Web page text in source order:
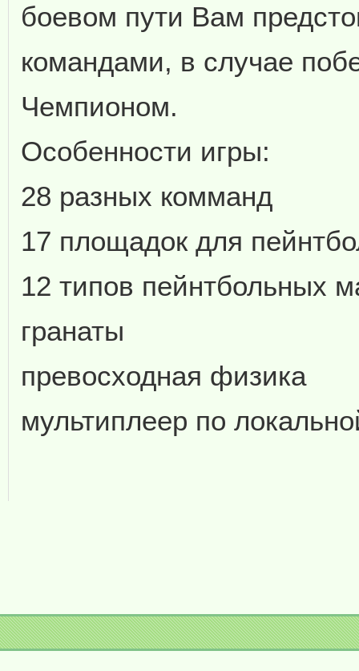
боевом пути Вам
командами, в случае
Чемпионом.
Особенности игры:
28 разных комманд
17 площадок для
12 типов пейнтбольных
гранаты
превосходная физика
мультиплеер по